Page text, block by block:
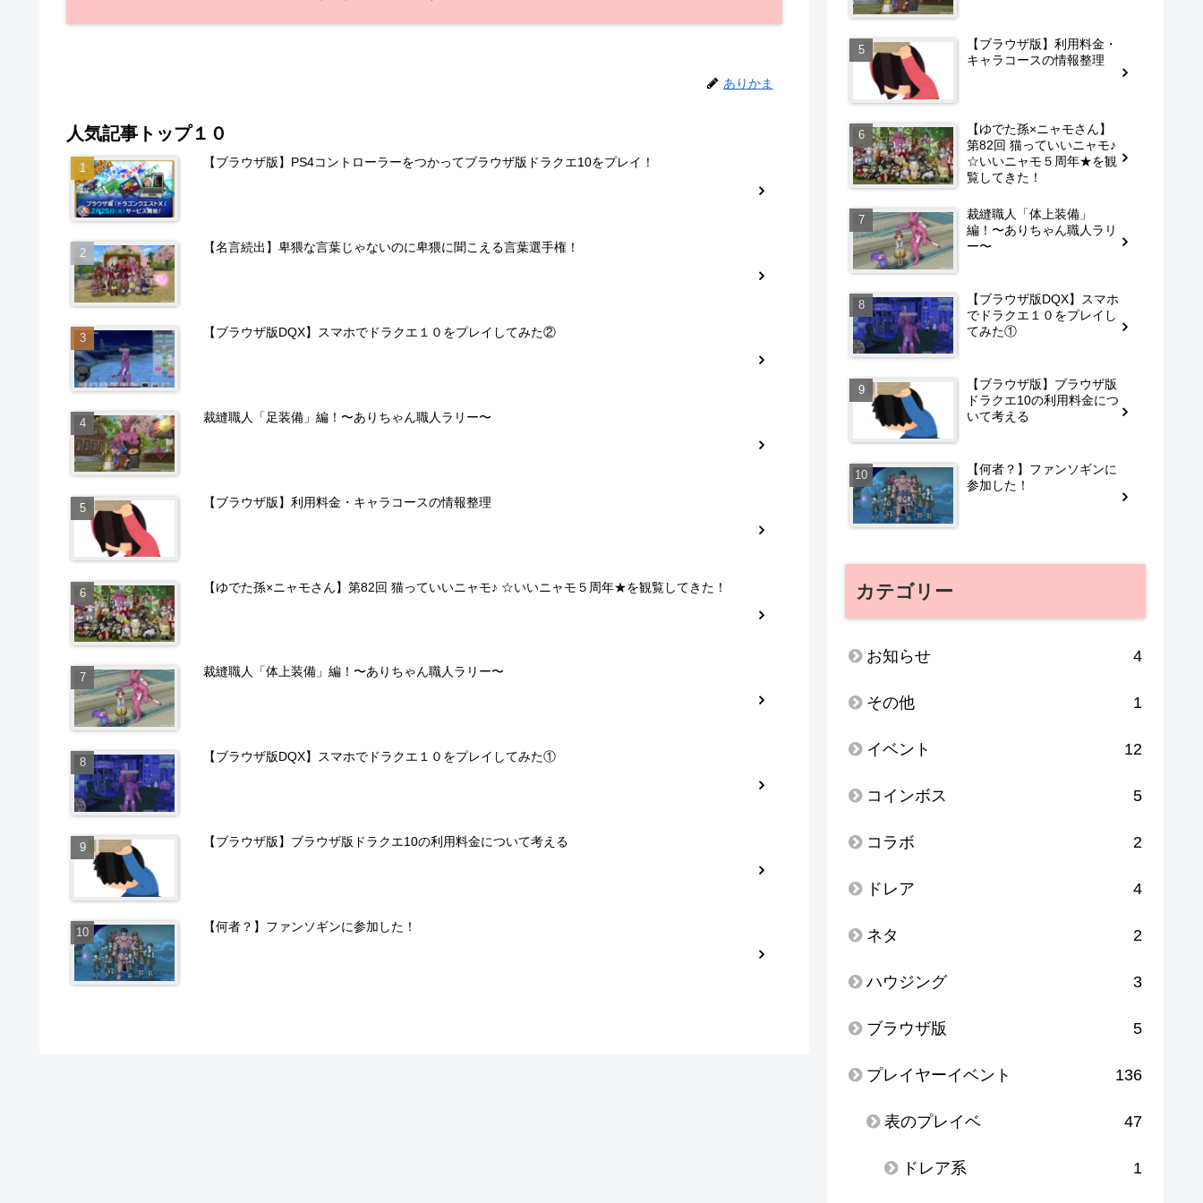
ありかま
人気記事トップ１０
【ブラウザ版】PS4コントローラーをつかってブラウザ版ドラクエ10をプレイ！
【名言続出】卑猥な言葉じゃないのに卑猥に聞こえる言葉選手権！
【ブラウザ版DQX】スマホでドラクエ１０をプレイしてみた②
裁縫職人「足装備」編！〜ありちゃん職人ラリー〜
【ブラウザ版】利用料金・キャラコースの情報整理
【ゆでた孫×ニャモさん】第82回 猫っていいニャモ♪ ☆いいニャモ５周年★を観覧してきた！
裁縫職人「体上装備」編！〜ありちゃん職人ラリー〜
【ブラウザ版DQX】スマホでドラクエ１０をプレイしてみた①
【ブラウザ版】ブラウザ版ドラクエ10の利用料金について考える
【何者？】ファンソギンに参加した！
【ブラウザ版】利用料金・
キャラコースの情報整理
【ゆでた孫×ニャモさん】
第82回 猫っていいニャモ♪
☆いいニャモ５周年★を観
覧してきた！
裁縫職人「体上装備」
編！〜ありちゃん職人ラリ
ー〜
【ブラウザ版DQX】スマホ
でドラクエ１０をプレイし
てみた①
【ブラウザ版】ブラウザ版
ドラクエ10の利用料金につ
いて考える
【何者？】ファンソギンに
参加した！
カテゴリー
お知らせ 4
その他 1
イベント 12
コインボス 5
コラボ 2
ドレア 4
ネタ 2
ハウジング 3
ブラウザ版 5
プレイヤーイベント 136
表のプレイベ 47
ドレア系 1